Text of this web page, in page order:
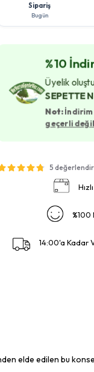
Sipariş
Bugün
%10
Üyelik
SEPETTE
Not:İndirim
geçerli
5
14:00'a Kadar
elde edilen bu